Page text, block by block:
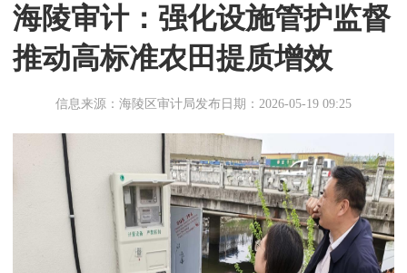
海陵审计：强化设施管护监督
推动高标准农田提质增效
信息来源：海陵区审计局发布日期：2026-05-19 09:25